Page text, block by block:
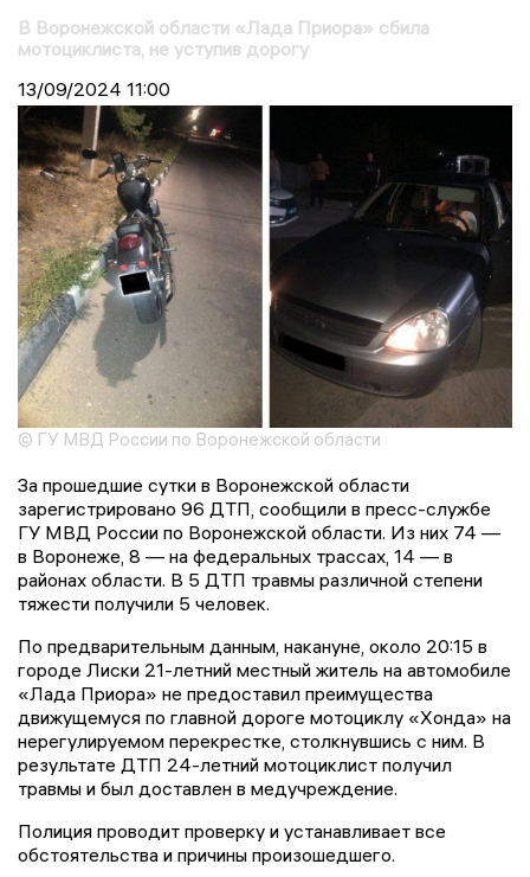
В Воронежской области «Лада Приора» сбила
мотоциклиста, не уступив дорогу
13/09/2024 11:00
© ГУ МВД России по Воронежской области
За прошедшие сутки в Воронежской области
зарегистрировано 96 ДТП, сообщили в пресс-службе
ГУ МВД России по Воронежской области. Из них 74 —
в Воронеже, 8 — на федеральных трассах, 14 — в
районах области. В 5 ДТП травмы различной степени
тяжести получили 5 человек.
По предварительным данным, накануне, около 20:15 в
городе Лиски 21-летний местный житель на автомобиле
«Лада Приора» не предоставил преимущества
движущемуся по главной дороге мотоциклу «Хонда» на
нерегулируемом перекрестке, столкнувшись с ним. В
результате ДТП 24-летний мотоциклист получил
травмы и был доставлен в медучреждение.
Полиция проводит проверку и устанавливает все
обстоятельства и причины произошедшего.